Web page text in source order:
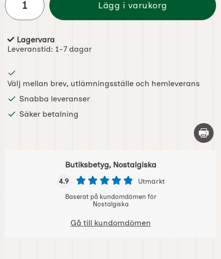
Lägg i varukorg
Tillgänglighet:
Lagervara
Leveranstid: 1-7 dagar
Välj mellan brev, utlämningsställe och hemleverans
Snabba leveranser
Säker betalning
Skriv
Butiksbetyg, Nostalgiska
4.9 Utmärkt
Baserat på kundomdömen för
Nostalgiska
Gå till kundomdömen